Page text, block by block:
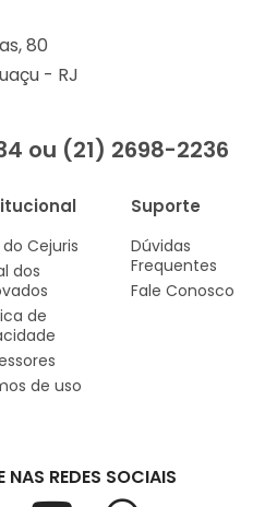
80
- RJ
ou (21) 2698-2236
do Cejuris
dos
de
de uso
Suporte
Dúvidas
Frequentes
Fale Conosco
NAS REDES SOCIAIS